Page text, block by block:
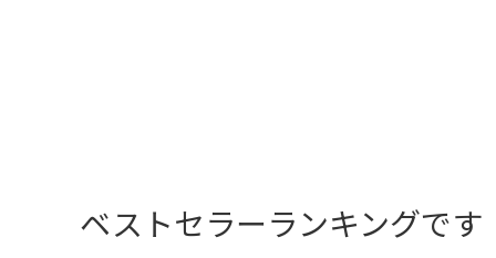
ベストセラーランキングです